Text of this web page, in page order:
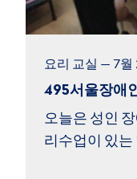
요리 교실 — 7월
495서울장애
오늘은 성인
리수업이 있는